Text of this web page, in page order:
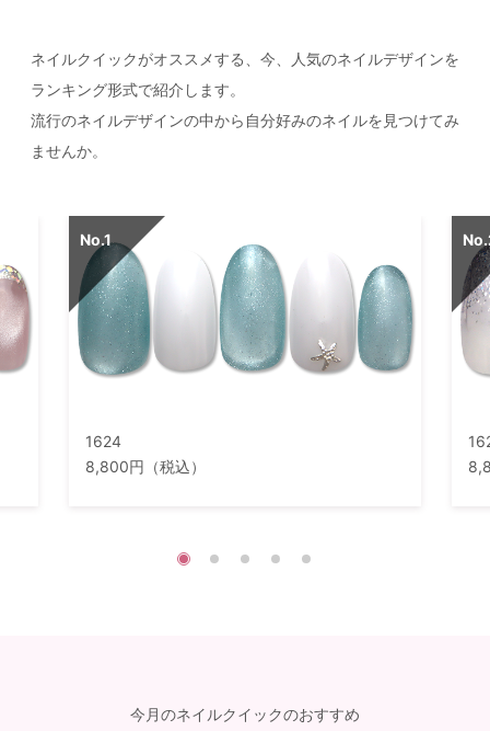
ネイルクイックがオススメする、今、人気のネイルデザインを
ランキング形式で紹介します。
流行のネイルデザインの中から自分好みのネイルを見つけてみ
ませんか。
1624
8,800円（税込）
今月のネイルクイックのおすすめ